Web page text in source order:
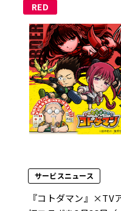
RED
サービスニュース
『コトダマン』×TV